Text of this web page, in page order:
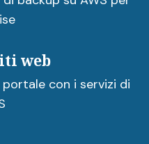
web
con i servizi di